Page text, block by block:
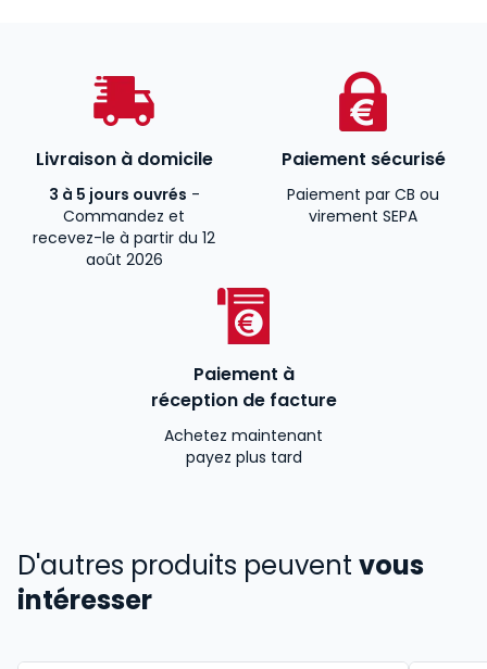
Livraison à domicile
3 à 5 jours ouvrés -
Commandez et
recevez-le à partir du 12
août 2026
Paiement sécurisé
Paiement par CB ou
virement SEPA
Paiement à
réception de facture
Achetez maintenant
payez plus tard
D'autres produits peuvent vous
intéresser